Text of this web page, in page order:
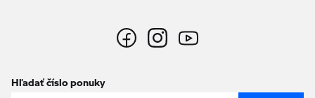
Hľadať číslo ponuky